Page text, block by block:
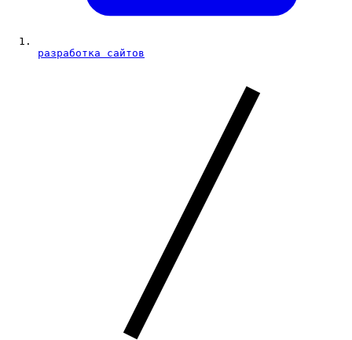
разработка сайтов